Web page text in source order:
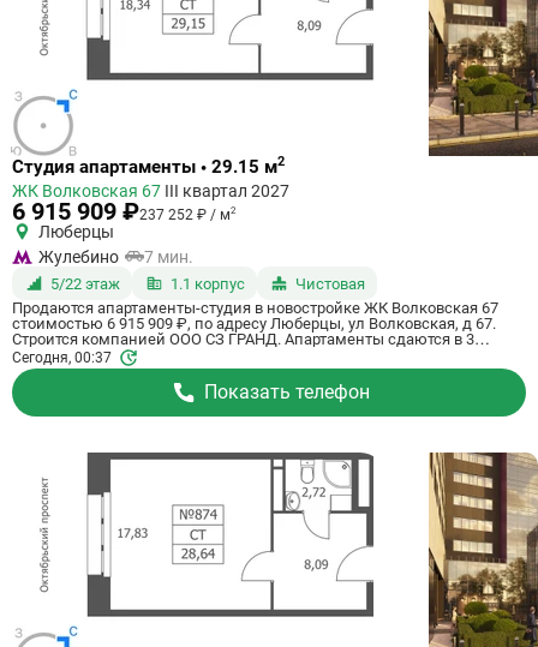
Ссылка
квартиру
Студия апартаменты • 29.15 м2
ЖК Волковская 67 III квартал 2027
6 915 909 ₽237 252 ₽ / м2
Люберцы
Жулебино
7 мин.
5/22 этаж 1.1 корпус
Чистовая
Продаются апартаменты-студия в новостройке ЖК Волковская 67
стоимостью 6 915 909 ₽, по адресу Люберцы, ул Волковская, д 67.
Строится компанией ООО СЗ ГРАНД. Апартаменты сдаются в 3
квартале 2027 года с чистовой отделкой, в 20 минутах на машине от
станции метро Некрасовка. Общая площадь апартаментов - 29.15 кв.
м. Этаж 5 из 21. ID апартаментов на СтройкиРУ 725134, скажите его
когда будете звонить.
Сегодня, 00:37
Показать телефон